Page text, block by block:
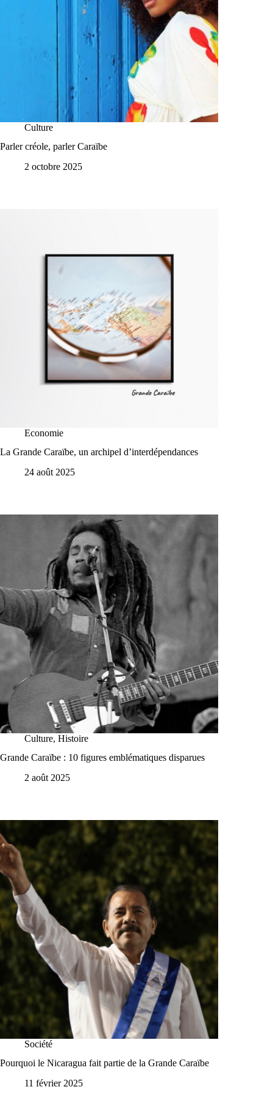
Culture
Parler créole, parler Caraïbe
2 octobre 2025
Economie
La Grande Caraïbe, un archipel d’interdépendances
24 août 2025
Culture, Histoire
Grande Caraïbe : 10 figures emblématiques disparues
2 août 2025
Société
Pourquoi le Nicaragua fait partie de la Grande Caraïbe
11 février 2025